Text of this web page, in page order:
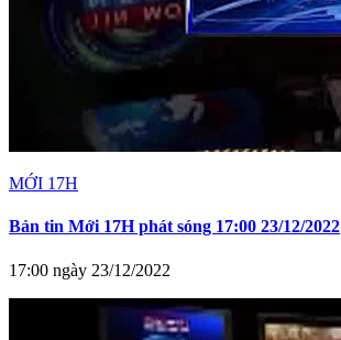
MỚI 17H
Bản tin Mới 17H phát sóng 17:00 23/12/2022
17:00 ngày 23/12/2022